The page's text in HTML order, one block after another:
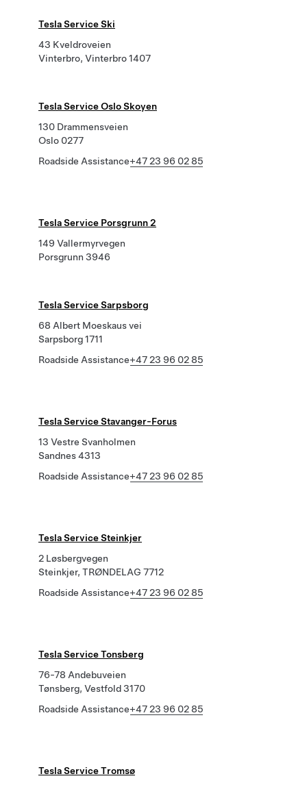
Tesla Service Ski
43 Kveldroveien
Vinterbro, Vinterbro 1407
Tesla Service Oslo Skoyen
130 Drammensveien
Oslo 0277
Roadside Assistance+47 23 96 02 85
Tesla Service Porsgrunn 2
149 Vallermyrvegen
Porsgrunn 3946
Tesla Service Sarpsborg
68 Albert Moeskaus vei
Sarpsborg 1711
Roadside Assistance+47 23 96 02 85
Tesla Service Stavanger-Forus
13 Vestre Svanholmen
Sandnes 4313
Roadside Assistance+47 23 96 02 85
Tesla Service Steinkjer
2 Løsbergvegen
Steinkjer, TRØNDELAG 7712
Roadside Assistance+47 23 96 02 85
Tesla Service Tonsberg
76-78 Andebuveien
Tønsberg, Vestfold 3170
Roadside Assistance+47 23 96 02 85
Tesla Service Tromsø